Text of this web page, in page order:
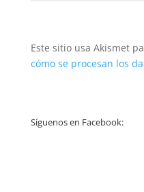
Este sitio usa Akismet
cómo se procesan los
Síguenos en Facebook: